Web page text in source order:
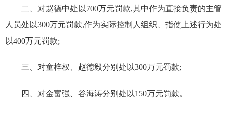
二、对赵德中处以700万元罚款,其中作为直接负责的主管
人员处以300万元罚款,作为实际控制人组织、指使上述行为处
以400万元罚款;
三、对童梓权、赵德毅分别处以300万元罚款;
四、对金富强、谷海涛分别处以150万元罚款。